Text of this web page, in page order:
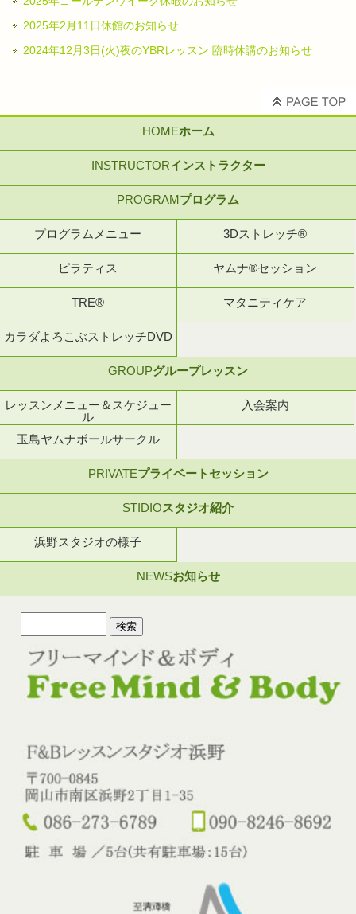
2025年2月11日休館のお知らせ
2024年12月3日(火)夜のYBRレッスン 臨時休講のお知らせ
HOMEホーム
INSTRUCTORインストラクター
PROGRAMプログラム
プログラムメニュー 3Dストレッチ®
ピラティス ヤムナ®セッション
TRE® マタニティケア
カラダよろこぶストレッチDVD
GROUPグループレッスン
レッスンメニュー＆スケジュー
ル
入会案内
玉島ヤムナボールサークル
PRIVATEプライベートセッション
STIDIOスタジオ紹介
浜野スタジオの様子
NEWSお知らせ